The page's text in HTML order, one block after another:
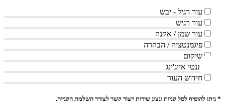
עור רגיל - יבש
עור רגיש
עור שמן / אקנה
פיגמנטציה / הבהרה
שיקום
אנטי אייג'ינג
חידוש העור
* ניתן להוסיף לסל קניות ונציג שירות ייצור קשר לצורך השלמת הקנייה.